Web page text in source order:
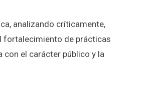
analizando críticamente,
fortalecimiento de prácticas
el carácter público y la